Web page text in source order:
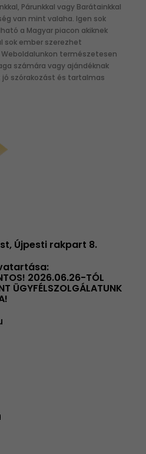
Párunkkal vagy Barátainkkal
van mint valaha. Igen sok
a Magyar piacon akiknek
sok ember szerezhet
természetesen
számára vagy ajándéknak
szórakozást és tartalmas
Újpesti rakpart 8.
2026.06.26-TÓL
ÜGYFÉLSZOLGÁLATUNK